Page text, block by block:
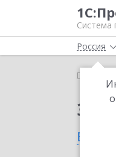
Система
Россия
Главная
в